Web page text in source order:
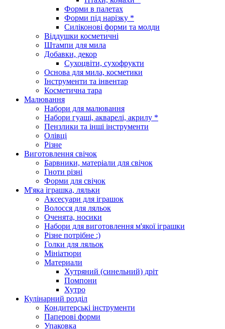
Форми в палетах
Форми під нарізку *
Силіконові форми та молди
Віддушки косметичні
Штампи для мила
Добавки, декор
Сухоцвіти, сухофрукти
Основа для мила, косметики
Інструменти та інвентар
Косметична тара
Малювання
Набори для малювання
Набори гуаші, акварелі, акрилу *
Пензлики та інші інструменти
Олівці
Різне
Виготовлення свічок
Барвники, матеріали для свічок
Гноти різні
Форми для свічок
М'яка іграшка, ляльки
Аксесуари для іграшок
Волосся для ляльок
Оченята, носики
Набори для виготовлення м'якої іграшки
Різне потрібне :)
Голки для ляльок
Мініатюри
Материали
Хутряний (синельний) дріт
Помпони
Хутро
Кулінарний розділ
Кондитерські інструменти
Паперові форми
Упаковка